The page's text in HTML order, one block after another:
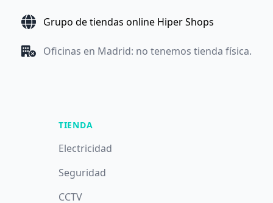
Grupo de tiendas online Hiper Shops
Oficinas en Madrid: no tenemos tienda física.
TIENDA
Electricidad
Seguridad
CCTV